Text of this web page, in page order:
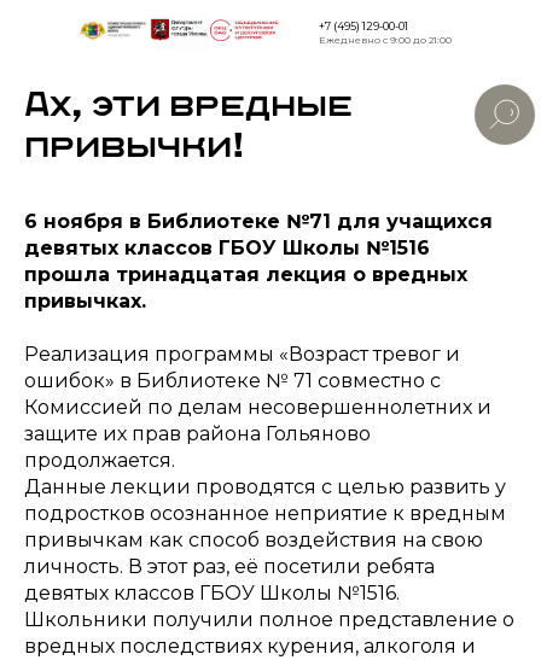
Версия
+7 (495) 129-00-01
Ежедневно с 9:00 до 21:00
Ах, эти вредные
привычки!
6 ноября в Библиотеке №71 для учащихся
девятых классов ГБОУ Школы №1516
прошла тринадцатая лекция о вредных
привычках.
Реализация программы «Возраст тревог и
ошибок» в Библиотеке № 71 совместно с
Комиссией по делам несовершеннолетних и
защите их прав района Гольяново
продолжается.
Данные лекции проводятся с целью развить у
подростков осознанное неприятие к вредным
привычкам как способ воздействия на свою
личность. В этот раз, её посетили ребята
девятых классов ГБОУ Школы №1516.
Школьники получили полное представление о
вредных последствиях курения, алкоголя и